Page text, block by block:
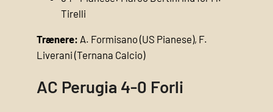
Tirelli
Trænere: A. Formisano (US Pianese), F.
Liverani (Ternana Calcio)
AC Perugia 4-0 Forli